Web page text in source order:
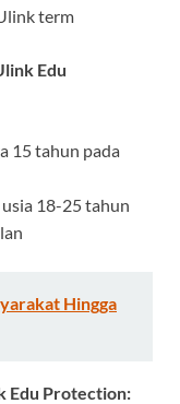
term
Edu
15 tahun pada
18-25 tahun
Hingga
Edu Protection: